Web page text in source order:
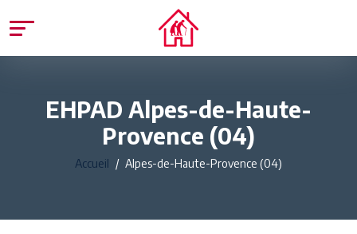
EHPAD Alpes-de-Haute-
Provence (04)
Accueil Alpes-de-Haute-Provence (04)